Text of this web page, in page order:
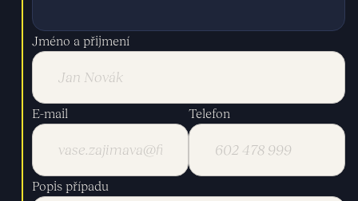
Jméno a přijmení
E-mail Telefon
Popis případu